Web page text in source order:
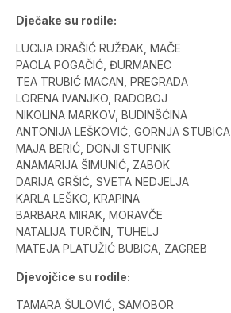
Dječake su rodile:
LUCIJA DRAŠIĆ RUŽĐAK, MAČE
PAOLA POGAČIĆ, ĐURMANEC
TEA TRUBIĆ MACAN, PREGRADA
LORENA IVANJKO, RADOBOJ
NIKOLINA MARKOV, BUDINŠĆINA
ANTONIJA LEŠKOVIĆ, GORNJA STUBICA
MAJA BERIĆ, DONJI STUPNIK
ANAMARIJA ŠIMUNIĆ, ZABOK
DARIJA GRŠIĆ, SVETA NEDJELJA
KARLA LEŠKO, KRAPINA
BARBARA MIRAK, MORAVČE
NATALIJA TURČIN, TUHELJ
MATEJA PLATUŽIĆ BUBICA, ZAGREB
Djevojčice su rodile:
TAMARA ŠULOVIĆ, SAMOBOR